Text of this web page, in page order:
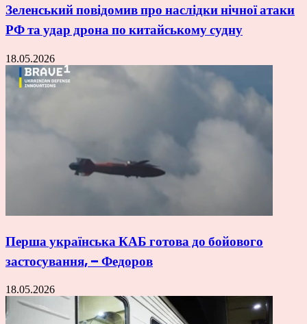
Зеленський повідомив про наслідки нічної атаки
РФ та удар дрона по китайському судну
18.05.2026
Перша українська КАБ готова до бойового
застосування, – Федоров
18.05.2026